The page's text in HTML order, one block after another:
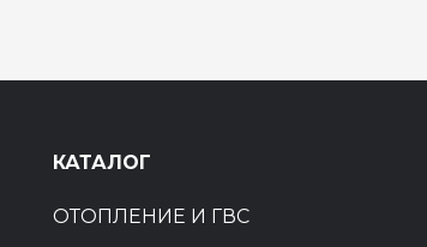
КАТАЛОГ
ОТОПЛЕНИЕ И ГВС